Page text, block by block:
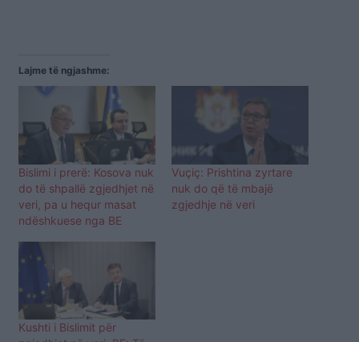
Lajme të ngjashme:
Bislimi i prerë: Kosova nuk
do të shpallë zgjedhjet në
veri, pa u hequr masat
ndëshkuese nga BE
Vuçiç: Prishtina zyrtare
nuk do që të mbajë
zgjedhje në veri
Kushti i Bislimit për